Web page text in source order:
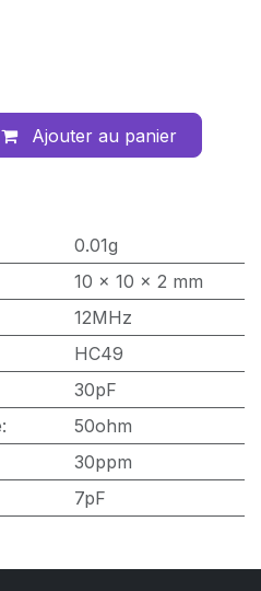
Ajouter au panier
0.01g
10 x 10 x 2 mm
12MHz
HC49
30pF
:
50ohm
30ppm
7pF